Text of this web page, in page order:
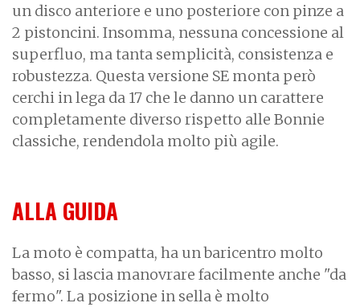
un disco anteriore e uno posteriore con pinze a
2 pistoncini. Insomma, nessuna concessione al
superfluo, ma tanta semplicità, consistenza e
robustezza. Questa versione SE monta però
cerchi in lega da 17 che le danno un carattere
completamente diverso rispetto alle Bonnie
classiche, rendendola molto più agile.
ALLA GUIDA
La moto è compatta, ha un baricentro molto
basso, si lascia manovrare facilmente anche "da
fermo". La posizione in sella è molto